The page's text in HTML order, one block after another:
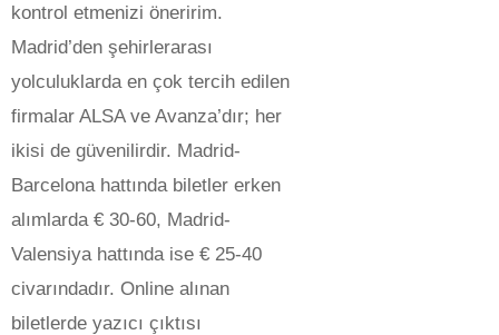
kontrol etmenizi öneririm.
Madrid’den şehirlerarası
yolculuklarda en çok tercih edilen
firmalar ALSA ve Avanza’dır; her
ikisi de güvenilirdir. Madrid-
Barcelona hattında biletler erken
alımlarda € 30-60, Madrid-
Valensiya hattında ise € 25-40
civarındadır. Online alınan
biletlerde yazıcı çıktısı